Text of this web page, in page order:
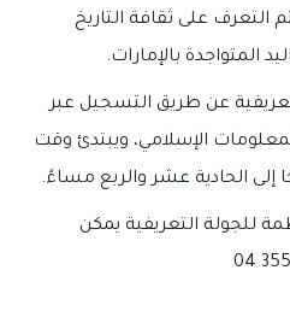
التعرف على ثقافة التاريخ
المتواجدة بالإمارات.
عن طريق التسجيل عبر
الإسلامي، ويبتدئ وقت
إلى الحادية عشر والربع مساءً.
للجولة التعريفية يمكن